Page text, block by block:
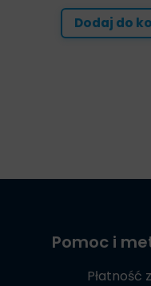
Dodaj do
Pomoc i
Płatność